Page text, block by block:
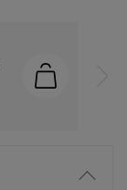
Lägg i
Visa/